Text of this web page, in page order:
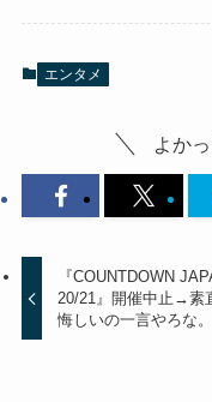
エンタメ
よか
『COUNTDOWN
20/21』開催中止→素
悔しいの一言やろな。